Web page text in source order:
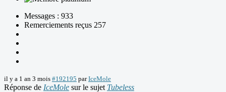
Messages : 933
Remerciements reçus 257
il y a 1 an 3 mois #192195 parIceMole
Réponse de IceMole sur le sujet Tubeless